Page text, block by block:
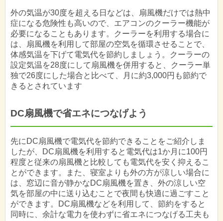
外の気温が30度を超える日などは、扇風機だけでは熱中
症になる危険性も高いので、エアコンのクーラー機能が
必要になることもあります。クーラーを利用する場合に
は、扇風機を利用して部屋の空気を循環させることで、
体感気温を下げて電気代を節約しましょう。クーラーの
設定気温を28度にして扇風機を併用すると、クーラー単
独で26度にした場合と比べて、月に約3,000円も節約で
きるとされています
DC扇風機で省エネにつなげよう
先にDC扇風機で電気代を節約できることをご紹介しま
したが、DC扇風機を利用すると電気代は1か月に100円
程度と従来の扇風機と比較しても電気代を安く抑えるこ
とができます。また、寝室よりも外の方が涼しい場合に
は、窓辺に音が静かなDC扇風機を置き、外の涼しい空
気を部屋の中に送り込むことで夜間も快適に過ごすこと
ができます。DC扇風機などを利用して、節約をすると
同時に、余計な電力を使わずに省エネにつなげる工夫も